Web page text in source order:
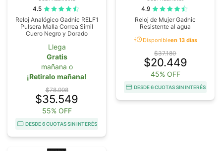
4.5
Reloj Analógico Gadnic RELF1
Pulsera Malla Correa Simil
Cuero Negro y Dorado
Llega
Gratis
mañana o
¡Retiralo mañana!
$78.998
$35.549
55% OFF
DESDE 6 CUOTAS SIN INTERÉS
4.9
Reloj de Mujer Gadnic
Resistente al agua
acuteDisponibleen 13 días
$37.180
$20.449
45% OFF
DESDE 6 CUOTAS SIN INTERÉS